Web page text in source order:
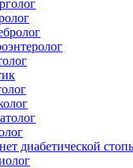
диабетической